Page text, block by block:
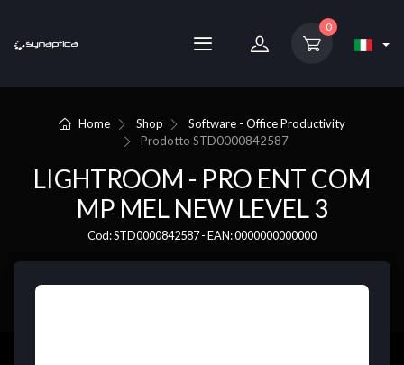
0
Home Shop
Software - Office Productivity
ProdottoSTD0000842587
LIGHTROOM - PRO ENT COM
MP MEL NEW LEVEL 3
Cod: STD0000842587 - EAN: 0000000000000